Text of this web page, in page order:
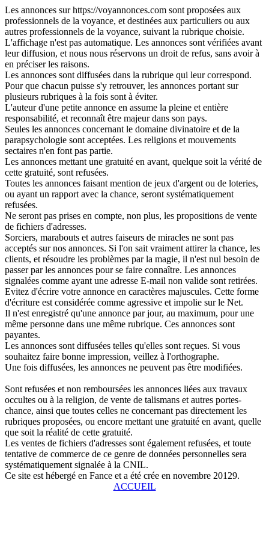
Les annonces sur https://voyannonces.com sont proposées aux
professionnels de la voyance, et destinées aux particuliers ou aux
autres professionnels de la voyance, suivant la rubrique choisie.
L'affichage n'est pas automatique. Les annonces sont vérifiées avant
leur diffusion, et nous nous réservons un droit de refus, sans avoir à
en préciser les raisons.
Les annonces sont diffusées dans la rubrique qui leur correspond.
Pour que chacun puisse s'y retrouver, les annonces portant sur
plusieurs rubriques à la fois sont à éviter.
L'auteur d'une petite annonce en assume la pleine et entière
responsabilité, et reconnaît être majeur dans son pays.
Seules les annonces concernant le domaine divinatoire et de la
parapsychologie sont acceptées. Les religions et mouvements
sectaires n'en font pas partie.
Les annonces mettant une gratuité en avant, quelque soit la vérité de
cette gratuité, sont refusées.
Toutes les annonces faisant mention de jeux d'argent ou de loteries,
ou ayant un rapport avec la chance, seront systématiquement
refusées.
Ne seront pas prises en compte, non plus, les propositions de vente
de fichiers d'adresses.
Sorciers, marabouts et autres faiseurs de miracles ne sont pas
acceptés sur nos annonces. Si l'on sait vraiment attirer la chance, les
clients, et résoudre les problèmes par la magie, il n'est nul besoin de
passer par les annonces pour se faire connaître. Les annonces
signalées comme ayant une adresse E-mail non valide sont retirées.
Evitez d'écrire votre annonce en caractères majuscules. Cette forme
d'écriture est considérée comme agressive et impolie sur le Net.
Il n'est enregistré qu'une annonce par jour, au maximum, pour une
même personne dans une même rubrique. Ces annonces sont
payantes.
Les annonces sont diffusées telles qu'elles sont reçues. Si vous
souhaitez faire bonne impression, veillez à l'orthographe.
Une fois diffusées, les annonces ne peuvent pas être modifiées.
Sont refusées et non remboursées les annonces liées aux travaux
occultes ou à la religion, de vente de talismans et autres portes-
chance, ainsi que toutes celles ne concernant pas directement les
rubriques proposées, ou encore mettant une gratuité en avant, quelle
que soit la réalité de cette gratuité.
Les ventes de fichiers d'adresses sont également refusées, et toute
tentative de commerce de ce genre de données personnelles sera
systématiquement signalée à la CNIL.
Ce site est hébergé en Fance et a été crée en novembre 20129.
ACCUEIL